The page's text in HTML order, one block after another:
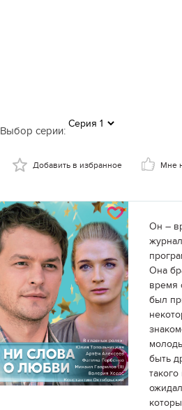
Выбор серии:
Добавить в избранное Мне
Он –
Она
время
был
быть